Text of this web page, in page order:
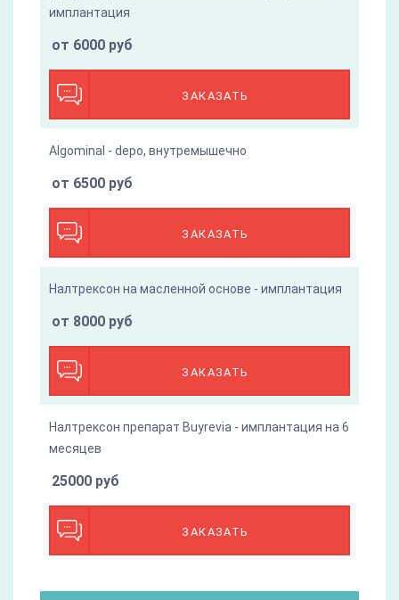
имплантация
ЗАКАЗАТЬ
от 6000 руб
Algominal - depo, внутремышечно
ЗАКАЗАТЬ
от 6500 руб
Налтрексон на масленной основе - имплантация
ЗАКАЗАТЬ
от 8000 руб
Налтрексон препарат Buyrevia - имплантация на 6
месяцев
ЗАКАЗАТЬ
25000 руб